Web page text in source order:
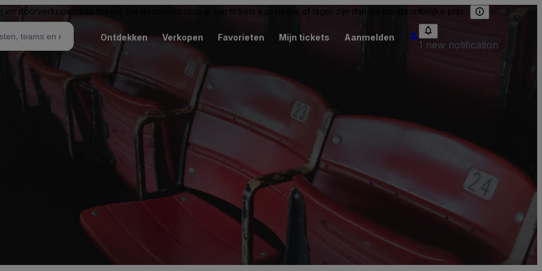
en doorverkopen van tickets. De doorverkoopprijs van tickets kan hoger of lager zijn dan de oorspronkelijke prijs.
Ontdekken Verkopen Favorieten Mijn tickets Aanmelden
1 new notification